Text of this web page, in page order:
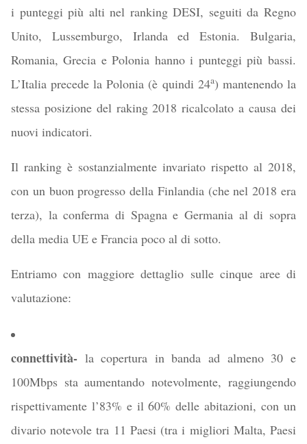
i punteggi più alti nel ranking DESI, seguiti da Regno
Unito, Lussemburgo, Irlanda ed Estonia. Bulgaria,
Romania, Grecia e Polonia hanno i punteggi più bassi.
L’Italia precede la Polonia (è quindi 24a) mantenendo la
stessa posizione del raking 2018 ricalcolato a causa dei
nuovi indicatori.
Il ranking è sostanzialmente invariato rispetto al 2018,
con un buon progresso della Finlandia (che nel 2018 era
terza), la conferma di Spagna e Germania al di sopra
della media UE e Francia poco al di sotto.
Entriamo con maggiore dettaglio sulle cinque aree di
valutazione:
connettività- la copertura in banda ad almeno 30 e
100Mbps sta aumentando notevolmente, raggiungendo
rispettivamente l’83% e il 60% delle abitazioni, con un
divario notevole tra 11 Paesi (tra i migliori Malta, Paesi